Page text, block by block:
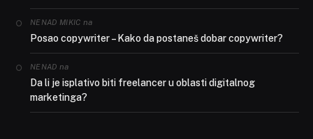
NENAD MIKIC na
Posao copywriter – Kako da postaneš dobar copywriter?
NENAD na
Da li je isplativo biti freelancer u oblasti digitalnog
marketinga?